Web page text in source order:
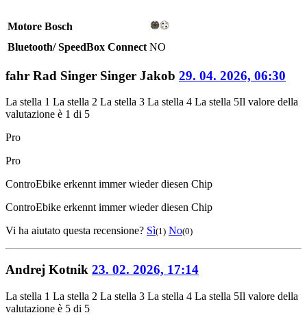
Motore Bosch
Bluetooth/ SpeedBox Connect NO
fahr Rad Singer Singer Jakob 29. 04. 2026, 06:30
La stella 1 La stella 2 La stella 3 La stella 4 La stella 5Il valore della
valutazione è 1 di 5
Pro
Pro
ControEbike erkennt immer wieder diesen Chip
ControEbike erkennt immer wieder diesen Chip
Vi ha aiutato questa recensione? Sì(1) No(0)
Andrej Kotnik 23. 02. 2026, 17:14
La stella 1 La stella 2 La stella 3 La stella 4 La stella 5Il valore della
valutazione è 5 di 5